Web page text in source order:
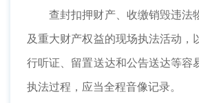
查封扣押财产、收缴销毁违法
及重大财产权益的现场执法活动，
行听证、留置送达和公告送达等容
执法过程，应当全程音像记录。